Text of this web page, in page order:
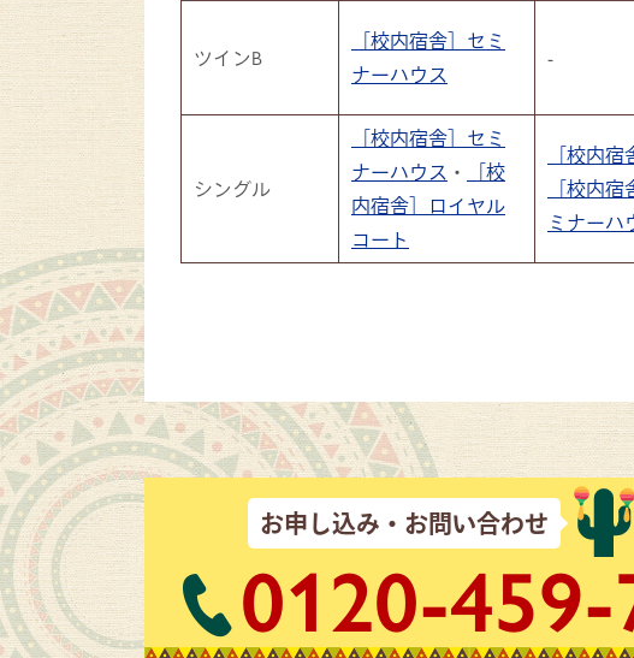
ツインB
［校内宿舎］セミ
ナーハウス
-
シングル
［校内宿舎］セミ
ナーハウス ・
［校
内宿舎］ロイヤル
コート
［校内
［校内
ミナーハ
お申し込み・お問い合わせ
0120-